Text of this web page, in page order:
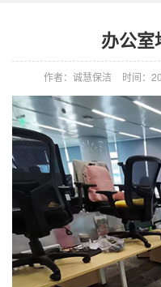
办公室
作者：诚慧保洁 时间：